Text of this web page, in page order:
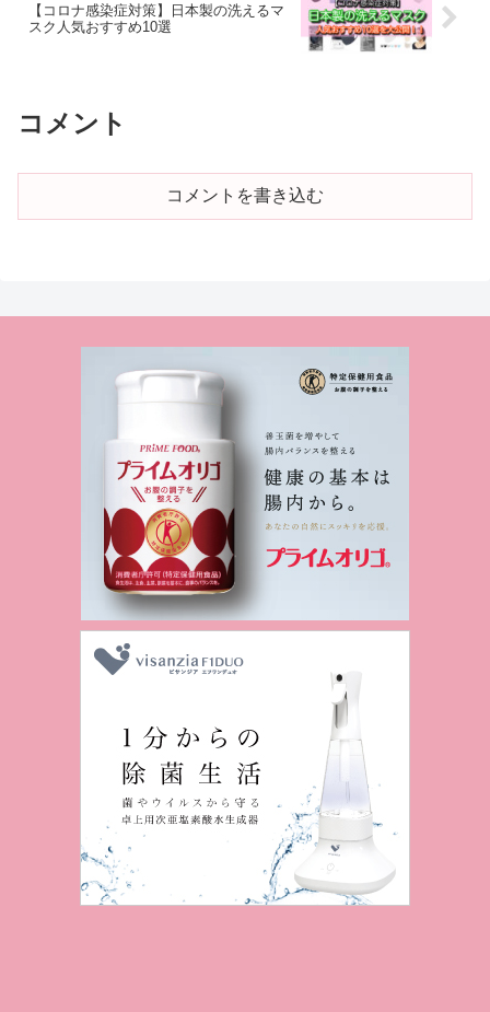
【コロナ感染症対策】日本製の洗えるマ
スク人気おすすめ10選
コメント
コメントを書き込む